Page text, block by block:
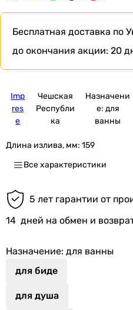
Бесплатная доставка по
до окончания акции: 20
Imp
res
e
Чешская
Республи
ка
Назначени
е: для
ванны
Длина излива, мм: 159
Все характеристики
5 лет гарантии от
14 дней на обмен и
Назначение: для ванны
для биде
для душа